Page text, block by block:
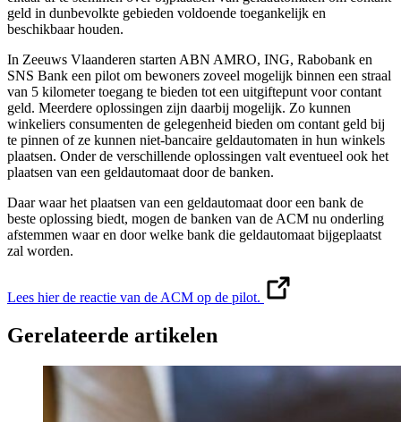
geld in dunbevolkte gebieden voldoende toegankelijk en
beschikbaar houden.
In Zeeuws Vlaanderen starten ABN AMRO, ING, Rabobank en
SNS Bank een pilot om bewoners zoveel mogelijk binnen een straal
van 5 kilometer toegang te bieden tot een uitgiftepunt voor contant
geld. Meerdere oplossingen zijn daarbij mogelijk. Zo kunnen
winkeliers consumenten de gelegenheid bieden om contant geld bij
te pinnen of ze kunnen niet-bancaire geldautomaten in hun winkels
plaatsen. Onder de verschillende oplossingen valt eventueel ook het
plaatsen van een geldautomaat door de banken.
Daar waar het plaatsen van een geldautomaat door een bank de
beste oplossing biedt, mogen de banken van de ACM nu onderling
afstemmen waar en door welke bank die geldautomaat bijgeplaatst
zal worden.
Lees hier de reactie van de ACM op de pilot.
Gerelateerde artikelen